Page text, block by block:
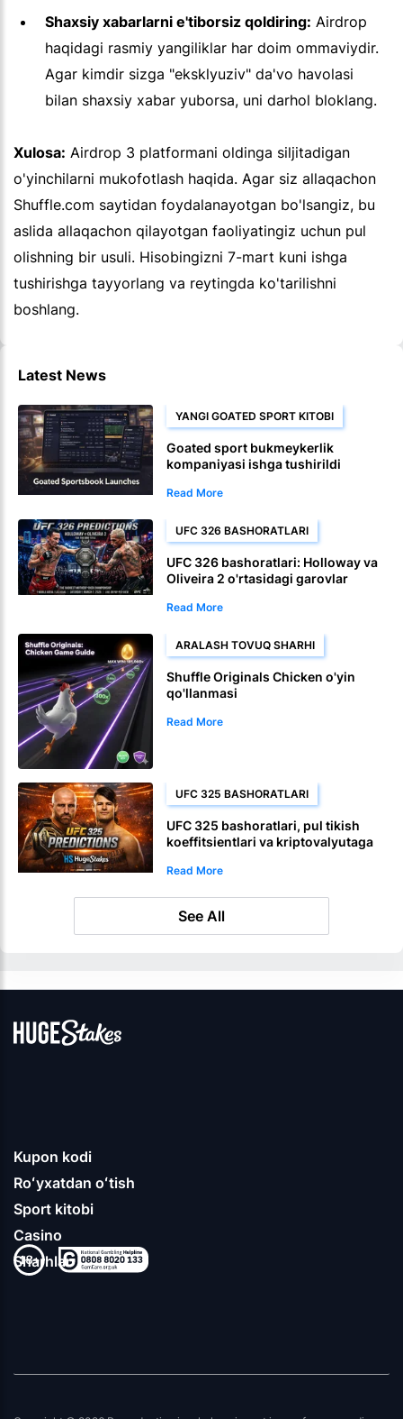
Shaxsiy xabarlarni e'tiborsiz qoldiring: Airdrop
haqidagi rasmiy yangiliklar har doim ommaviydir.
Agar kimdir sizga "eksklyuziv" da'vo havolasi
bilan shaxsiy xabar yuborsa, uni darhol bloklang.
Xulosa: Airdrop 3 platformani oldinga siljitadigan
o'yinchilarni mukofotlash haqida. Agar siz allaqachon
Shuffle.com saytidan foydalanayotgan bo'lsangiz, bu
aslida allaqachon qilayotgan faoliyatingiz uchun pul
olishning bir usuli. Hisobingizni 7-mart kuni ishga
tushirishga tayyorlang va reytingda ko'tarilishni
boshlang.
Latest News
YANGI GOATED SPORT KITOBI
Goated sport bukmeykerlik
kompaniyasi ishga tushirildi
Read More
UFC 326 BASHORATLARI
UFC 326 bashoratlari: Holloway va
Oliveira 2 o'rtasidagi garovlar
koeffitsientlar
Read More
ARALASH TOVUQ SHARHI
Shuffle Originals Chicken o'yin
qo'llanmasi
Read More
UFC 325 BASHORATLARI
UFC 325 bashoratlari, pul tikish
koeffitsientlari va kriptovalyutaga
Read More
See All
Kupon kodi
Roʻyxatdan oʻtish
Sport kitobi
Casino
Sharhlar